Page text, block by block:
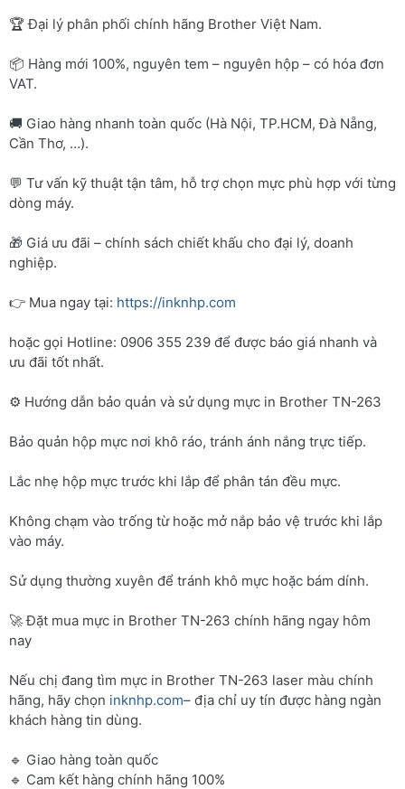
🏆 Đại lý phân phối chính hãng Brother Việt Nam.
📦 Hàng mới 100%, nguyên tem – nguyên hộp – có hóa đơn
VAT.
🚚 Giao hàng nhanh toàn quốc (Hà Nội, TP.HCM, Đà Nẵng,
Cần Thơ, …).
💬 Tư vấn kỹ thuật tận tâm, hỗ trợ chọn mực phù hợp với từng
dòng máy.
🎁 Giá ưu đãi – chính sách chiết khấu cho đại lý, doanh
nghiệp.
👉 Mua ngay tại: https://inknhp.com
hoặc gọi Hotline: 0906 355 239 để được báo giá nhanh và
ưu đãi tốt nhất.
⚙️ Hướng dẫn bảo quản và sử dụng mực in Brother TN-263
Bảo quản hộp mực nơi khô ráo, tránh ánh nắng trực tiếp.
Lắc nhẹ hộp mực trước khi lắp để phân tán đều mực.
Không chạm vào trống từ hoặc mở nắp bảo vệ trước khi lắp
vào máy.
Sử dụng thường xuyên để tránh khô mực hoặc bám dính.
🚀 Đặt mua mực in Brother TN-263 chính hãng ngay hôm
nay
Nếu chị đang tìm mực in Brother TN-263 laser màu chính
hãng, hãy chọn inknhp.com– địa chỉ uy tín được hàng ngàn
khách hàng tin dùng.
🔹 Giao hàng toàn quốc
🔹 Cam kết hàng chính hãng 100%